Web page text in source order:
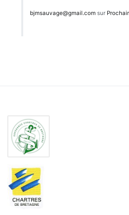
bjmsauvage@gmail.com sur